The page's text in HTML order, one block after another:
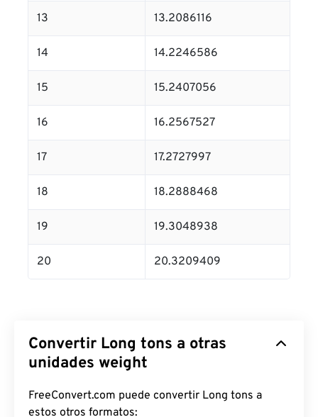
13 13.2086116
14 14.2246586
15 15.2407056
16 16.2567527
17 17.2727997
18 18.2888468
19 19.3048938
20 20.3209409
Convertir Long tons a otras
unidades weight
FreeConvert.com puede convertir Long tons a
estos otros formatos: